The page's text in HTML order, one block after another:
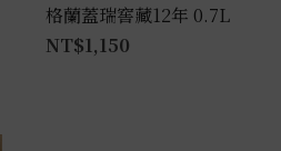
格蘭蓋瑞窖藏12年 0.7L
NT$1,150